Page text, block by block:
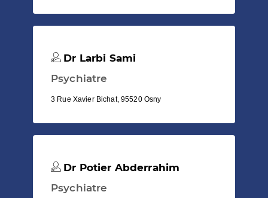
Dr Larbi Sami
Psychiatre
3 Rue Xavier Bichat, 95520 Osny
Dr Potier Abderrahim
Psychiatre